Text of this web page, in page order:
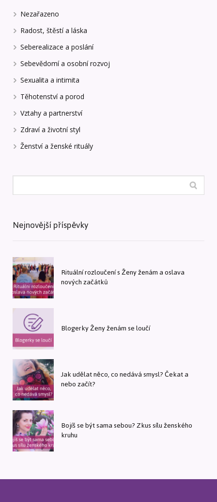
Nezařazeno
Radost, štěstí a láska
Seberealizace a poslání
Sebevědomí a osobní rozvoj
Sexualita a intimita
Těhotenství a porod
Vztahy a partnerství
Zdraví a životní styl
Ženství a ženské rituály
Nejnovější příspěvky
Rituální rozloučení s Ženy ženám a oslava
nových začátků
Blogerky Ženy ženám se loučí
Jak udělat něco, co nedává smysl? Čekat a
nebo začít?
Bojíš se být sama sebou? Zkus sílu ženského
kruhu